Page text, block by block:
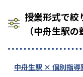
授業形式で絞
（中舟生駅の
中舟生駅 × 個別指導